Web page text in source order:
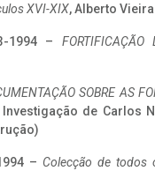
XVI-XIX, Alberto
1994 –
SOBRE AS
Investigação de Carlos
– Colecção de todos